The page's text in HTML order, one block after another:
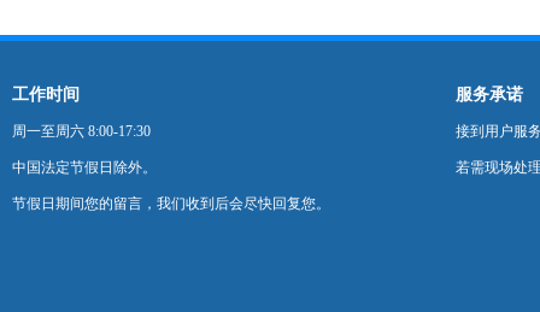
工作时间
周一至周六 8:00-17:30
中国法定节假日除外。
节假日期间您的留言，我们收到后会尽快回复您。
服务承诺
接到用户服
若需现场处